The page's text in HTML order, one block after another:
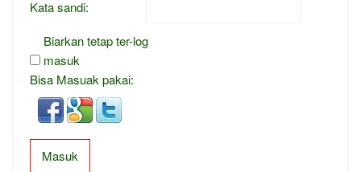
Kata sandi:
Biarkan tetap ter-log
masuk
Bisa Masuak pakai:
Masuk